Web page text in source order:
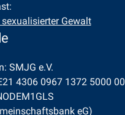
Gewalt
SMJG e.V.
4306 0967 1372 5000 00
eG)